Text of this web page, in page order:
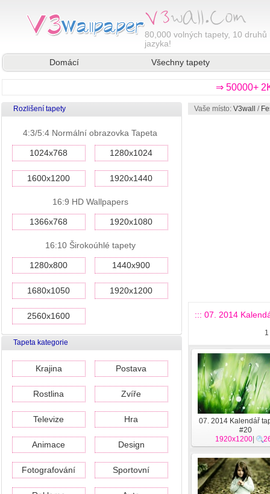
80,000 volných tapety, 10 druhů
jazyka!
Domácí
Všechny tapety
⇒ 50000+
Rozlišení tapety
4:3/5:4 Normální obrazovka Tapeta
1024x768 1280x1024
1600x1200 1920x1440
16:9 HD Wallpapers
1366x768 1920x1080
16:10 Širokoúhlé tapety
1280x800 1440x900
1680x1050 1920x1200
2560x1600
Tapeta kategorie
Krajina Postava
Rostlina Zvíře
Televize Hra
Animace Design
Fotografování Sportovní
Vaše místo: V3wall /
::: 07. 2014
1
07. 2014 Kalendář
#20
1920x1200